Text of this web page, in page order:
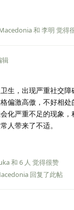
和 李明 觉得
辑
生，出现严重社交障
偏激高傲，不好相处
化严重不足的现象
人带来了不适。
和 6 人 觉得很赞
回复了此帖